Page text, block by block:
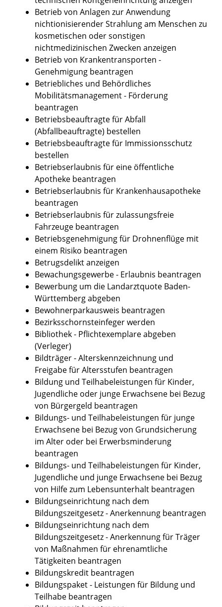
Betrieb von Anlagen zur Anwendung
nichtionisierender Strahlung am Menschen zu
kosmetischen oder sonstigen
nichtmedizinischen Zwecken anzeigen
Betrieb von Krankentransporten -
Genehmigung beantragen
Betriebliches und Behördliches
Mobilitätsmanagement - Förderung
beantragen
Betriebsbeauftragte für Abfall
(Abfallbeauftragte) bestellen
Betriebsbeauftragte für Immissionsschutz
bestellen
Betriebserlaubnis für eine öffentliche
Apotheke beantragen
Betriebserlaubnis für Krankenhausapotheke
beantragen
Betriebserlaubnis für zulassungsfreie
Fahrzeuge beantragen
Betriebsgenehmigung für Drohnenflüge mit
einem Risiko beantragen
Betrugsdelikt anzeigen
Bewachungsgewerbe - Erlaubnis beantragen
Bewerbung um die Landarztquote Baden-
Württemberg abgeben
Bewohnerparkausweis beantragen
Bezirksschornsteinfeger werden
Bibliothek - Pflichtexemplare abgeben
(Verleger)
Bildträger - Alterskennzeichnung und
Freigabe für Altersstufen beantragen
Bildung und Teilhabeleistungen für Kinder,
Jugendliche oder junge Erwachsene bei Bezug
von Bürgergeld beantragen
Bildungs- und Teilhabeleistungen für junge
Erwachsene bei Bezug von Grundsicherung
im Alter oder bei Erwerbsminderung
beantragen
Bildungs- und Teilhabeleistungen für Kinder,
Jugendliche und junge Erwachsene bei Bezug
von Hilfe zum Lebensunterhalt beantragen
Bildungseinrichtung nach dem
Bildungszeitgesetz - Anerkennung beantragen
Bildungseinrichtung nach dem
Bildungszeitgesetz - Anerkennung für Träger
von Maßnahmen für ehrenamtliche
Tätigkeiten beantragen
Bildungskredit beantragen
Bildungspaket - Leistungen für Bildung und
Teilhabe beantragen